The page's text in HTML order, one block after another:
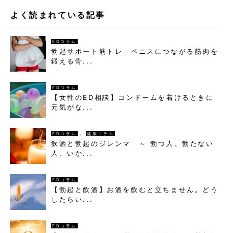
よく読まれている記事
EDコラム
勃起サポート筋トレ ペニスにつながる筋肉を
鍛える骨...
EDコラム
【女性のED相談】コンドームを着けるときに
元気がな...
EDコラム , 健康コラム
飲酒と勃起のジレンマ ～ 勃つ人、勃たない
人、いか...
EDコラム
【勃起と飲酒】お酒を飲むと立ちません。どう
したらい...
EDコラム